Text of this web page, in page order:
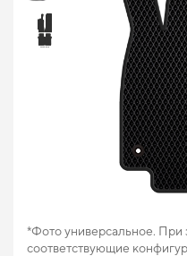
*Фото универсальное. При
соответствующие